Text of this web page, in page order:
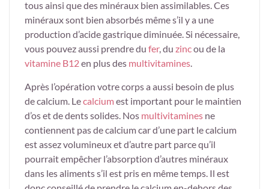
tous ainsi que des minéraux bien assimilables. Ces
minéraux sont bien absorbés même s’il y a une
production d’acide gastrique diminuée. Si nécessaire,
vous pouvez aussi prendre du fer, du zincou de la
vitamine B12en plus des multivitamines.
Après l’opération votre corps a aussi besoin de plus
de calcium. Lecalciumest important pour le maintien
d’os et de dents solides. Nos multivitamines ne
contiennent pas de calcium car d’une part le calcium
est assez volumineux et d’autre part parce qu’il
pourrait empêcher l’absorption d’autres minéraux
dans les aliments s’il est pris en même temps. Il est